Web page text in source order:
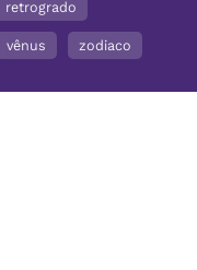
retrogrado
vênus zodiaco